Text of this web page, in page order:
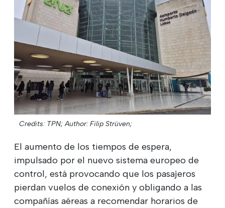
Credits: TPN; Author: Filip Strüven;
El aumento de los tiempos de espera,
impulsado por el nuevo sistema europeo de
control, está provocando que los pasajeros
pierdan vuelos de conexión y obligando a las
compañías aéreas a recomendar horarios de